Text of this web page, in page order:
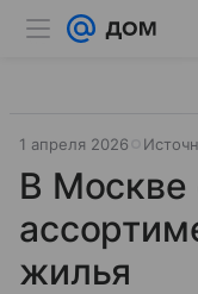
1 апреля 2026
В Москве
жилья